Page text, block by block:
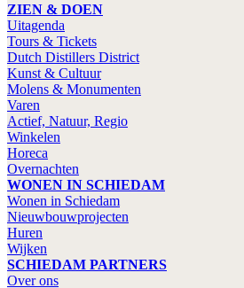
ZIEN & DOEN
Uitagenda
Tours & Tickets
Dutch Distillers District
Kunst & Cultuur
Molens & Monumenten
Varen
Actief, Natuur, Regio
Winkelen
Horeca
Overnachten
WONEN IN SCHIEDAM
Wonen in Schiedam
Nieuwbouwprojecten
Huren
Wijken
SCHIEDAM PARTNERS
Over ons